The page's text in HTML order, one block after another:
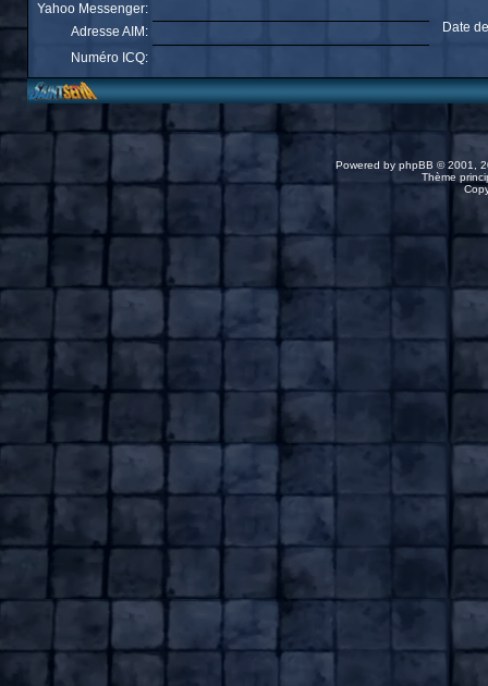
Date
Yahoo Messenger:
Adresse AIM:
Numéro ICQ:
Powered by phpBB © 2001,
Thème